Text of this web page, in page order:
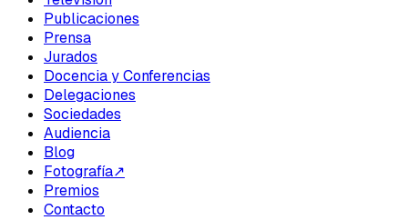
Publicaciones
Prensa
Jurados
Docencia y Conferencias
Delegaciones
Sociedades
Audiencia
Blog
Fotografía↗
Premios
Contacto